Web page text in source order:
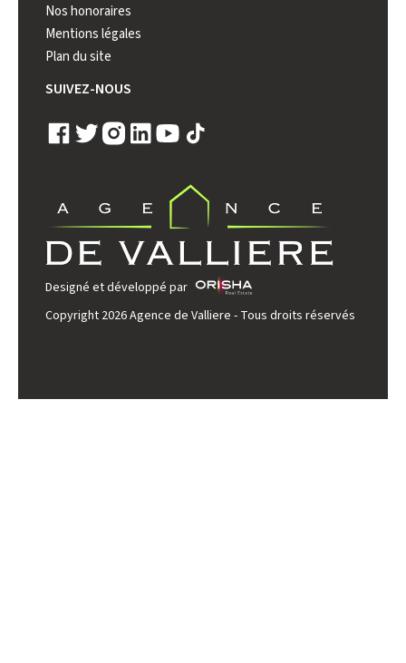
Nos honoraires
Mentions légales
Plan du site
SUIVEZ-NOUS
Designé et développé par
Copyright 2026 Agence de Valliere - Tous droits réservés